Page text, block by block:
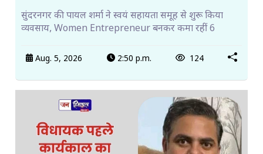
सुंदरनगर की पायल शर्मा ने स्वयं सहायता समूह से शुरू किया
व्यवसाय, Women Entrepreneur बनकर कमा रहीं 6
Aug. 5, 2026 2:50 p.m. 124